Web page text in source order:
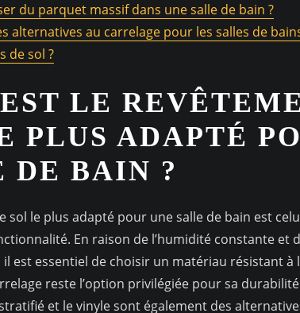
du parquet massif dans une salle de bain ?
alternatives au carrelage pour les salles de
de sol ?
LE
PLUS ADAPTÉ
DE BAIN ?
sol le plus adapté pour une salle de bain est
En raison de l’humidité constante et
il est essentiel de choisir un matériau résistant à
reste l’option privilégiée pour sa
et le vinyle sont également des